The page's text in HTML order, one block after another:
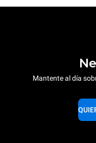
Mantente al día